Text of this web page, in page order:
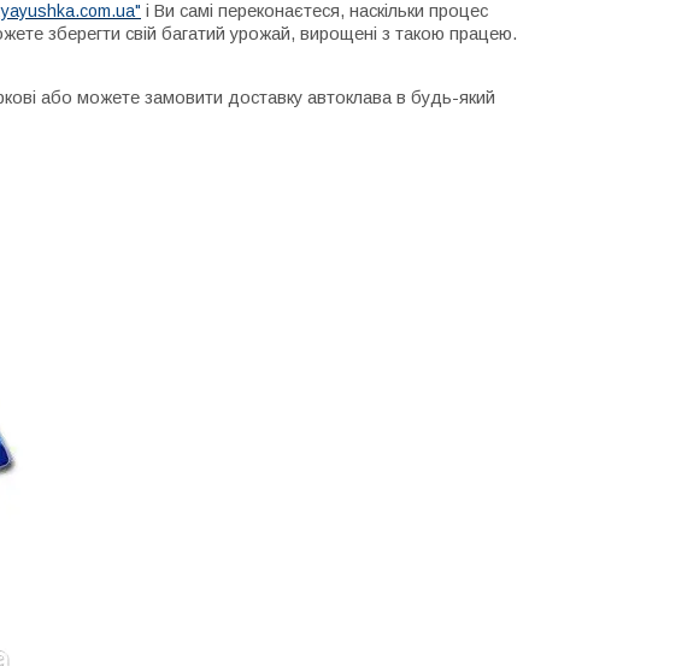
і Ви самі переконаєтеся, наскільки процес
зберегти свій багатий урожай, вирощені з такою працею.
або можете замовити доставку автоклава в будь-який